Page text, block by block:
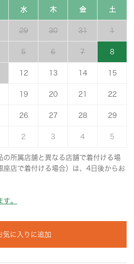
水 木 金 土
29 30 31 1
5 6 7 8
12 13 14 15
19 20 21 22
26 27 28 29
2 3 4 5
所属店舗と異なる店舗で着付ける場
座店で着付ける場合）は、4日後からお
。
気に入りに追加